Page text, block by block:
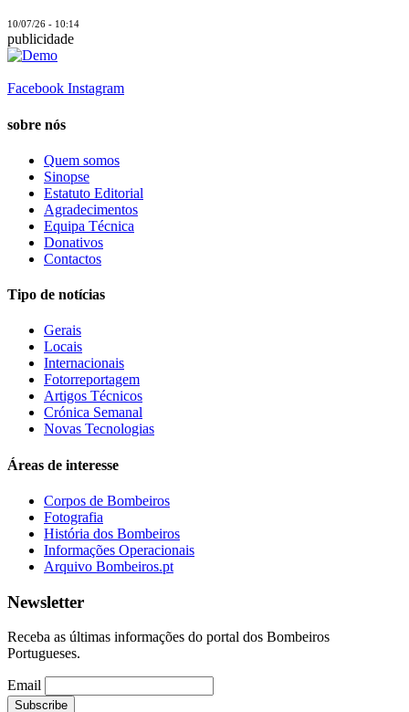
10/07/26 - 10:14
publicidade
Facebook Instagram
sobre nós
Quem somos
Sinopse
Estatuto Editorial
Agradecimentos
Equipa Técnica
Donativos
Contactos
Tipo de notícias
Gerais
Locais
Internacionais
Fotorreportagem
Artigos Técnicos
Crónica Semanal
Novas Tecnologias
Áreas de interesse
Corpos de Bombeiros
Fotografia
História dos Bombeiros
Informações Operacionais
Arquivo Bombeiros.pt
Newsletter
Receba as últimas informações do portal dos Bombeiros
Portugueses.
Email